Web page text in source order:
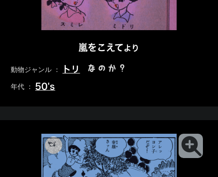
嵐をこえてより
動物ジャンル ： トリ なのか？
年代 ： 50's